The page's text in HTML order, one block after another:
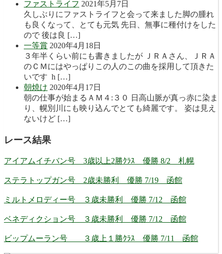
ファストライフ 2021年5月7日
久しぶりにファストライフと会って来ました脚の腫れ
も良くなって、とても元気 先日、無事に種付けをした
ので 後は良 […]
一等賞 2020年4月18日
３年半くらい前にも書きましたが ＪＲＡさん、ＪＲＡ
のＣＭにはやっぱりこの人のこの曲を採用して頂きた
いです h […]
朝焼け 2020年4月17日
朝の仕事が始まるＡＭ４:３０ 日高山脈が真っ赤に染ま
り、幌別川にも映り込んでとても綺麗です。 姿は見え
ないけど […]
レース結果
アイアムイチバン号 3歳以上2勝ｸﾗｽ 優勝 8/2 札幌
ステラトップガン号 2歳未勝利 優勝 7/19 函館
ミルトメロディー号 ３歳未勝利 優勝 7/12 函館
ベネディクション号 ３歳未勝利 優勝 7/12 函館
ビップムーラン号 ３歳上１勝ｸﾗｽ 優勝 7/11 函館